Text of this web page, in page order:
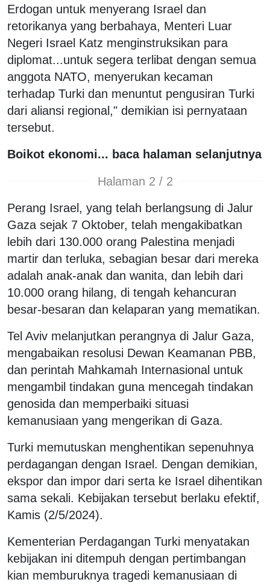
Erdogan untuk menyerang Israel dan
retorikanya yang berbahaya, Menteri Luar
Negeri Israel Katz menginstruksikan para
diplomat...untuk segera terlibat dengan semua
anggota NATO, menyerukan kecaman
terhadap Turki dan menuntut pengusiran Turki
dari aliansi regional," demikian isi pernyataan
tersebut.
Boikot ekonomi... baca halaman selanjutnya
Halaman 2 / 2
Perang Israel, yang telah berlangsung di Jalur
Gaza sejak 7 Oktober, telah mengakibatkan
lebih dari 130.000 orang Palestina menjadi
martir dan terluka, sebagian besar dari mereka
adalah anak-anak dan wanita, dan lebih dari
10.000 orang hilang, di tengah kehancuran
besar-besaran dan kelaparan yang mematikan.
Tel Aviv melanjutkan perangnya di Jalur Gaza,
mengabaikan resolusi Dewan Keamanan PBB,
dan perintah Mahkamah Internasional untuk
mengambil tindakan guna mencegah tindakan
genosida dan memperbaiki situasi
kemanusiaan yang mengerikan di Gaza.
Turki memutuskan menghentikan sepenuhnya
perdagangan dengan Israel. Dengan demikian,
ekspor dan impor dari serta ke Israel dihentikan
sama sekali. Kebijakan tersebut berlaku efektif,
Kamis (2/5/2024).
Kementerian Perdagangan Turki menyatakan
kebijakan ini ditempuh dengan pertimbangan
kian memburuknya tragedi kemanusiaan di